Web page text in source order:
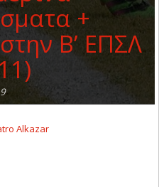
+
Β’ ΕΠΣΛ